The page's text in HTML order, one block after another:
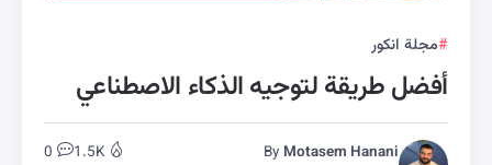
مجلة انكور
أفضل طريقة لتوجيه الذكاء الاصطناعي
By Motasem Hanani
1.5K
0